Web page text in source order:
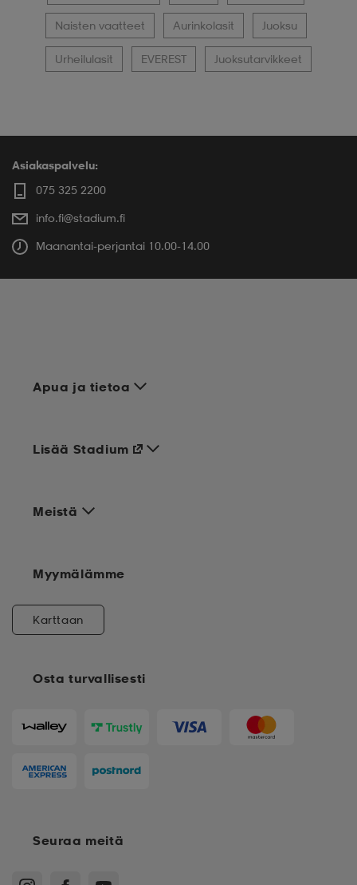
Naisten vaatteet Aurinkolasit Juoksu
Urheilulasit EVEREST Juoksutarvikkeet
Asiakaspalvelu:
075 325 2200
info.fi@stadium.fi
Maanantai-perjantai 10.00-14.00
Apua ja tietoa
Meistä
Osta turvallisesti
Lisää Stadium
Myymälämme
Karttaan
Seuraa meitä